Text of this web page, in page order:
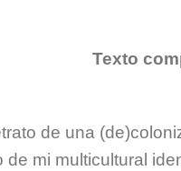
Texto
de una
de mi multicultural